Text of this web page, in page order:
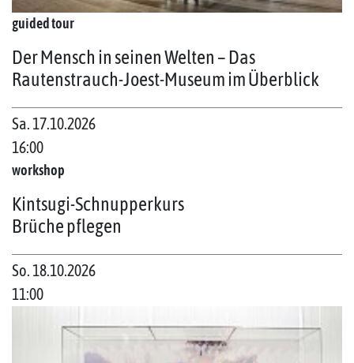
guided tour
Der Mensch in seinen Welten – Das
Rautenstrauch-Joest-Museum im Überblick
Sa. 17.10.2026
16:00
workshop
Kintsugi-Schnupperkurs
Brüche pflegen
So. 18.10.2026
11:00